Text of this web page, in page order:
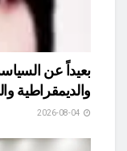
بعيداً عن
والديمقراطية